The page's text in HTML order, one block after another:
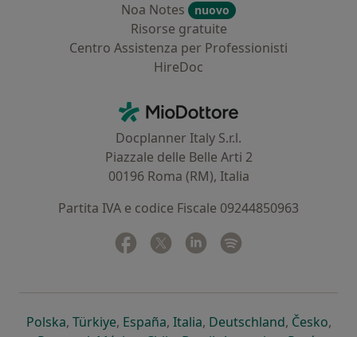
Noa Notes
nuovo
Risorse gratuite
Centro Assistenza per Professionisti
HireDoc
MioDottore - Homepage
Docplanner Italy S.r.l.
Piazzale delle Belle Arti 2
00196 Roma (RM), Italia
Partita IVA e codice Fiscale 09244850963
Facebook
si apre in una nuova scheda
Twitter
si apre in una nuova scheda
Linkedin
si apre in una nuova
Polskasi apre in una nuova scheda
, Türkiyesi apre in una nuova scheda
, Españasi apre in una nuova scheda
, Italiasi apre in una nuova
, Deutschlandsi apre in
, Českosi
,